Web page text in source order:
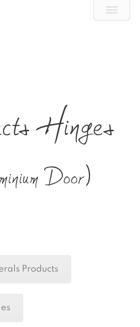
Hinges
Door)
Products